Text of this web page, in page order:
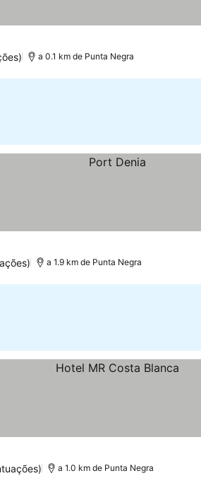
a 0.1 km de Punta Negra
a 1.9 km de Punta Negra
a 1.0 km de Punta Negra